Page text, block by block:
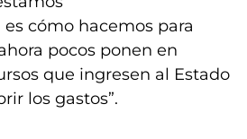
cómo hacemos para
pocos ponen en
que ingresen al Estado
los gastos”.